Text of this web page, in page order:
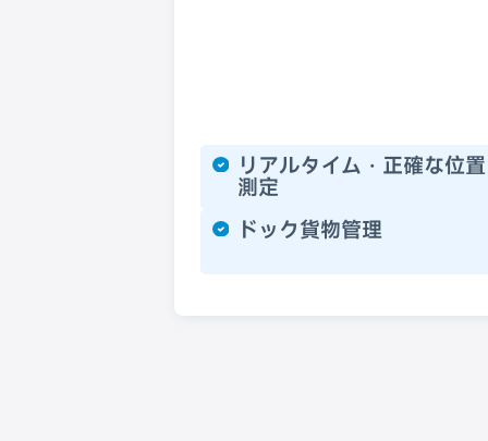
リアルタイム・正確な位置
測定
ドック貨物管理